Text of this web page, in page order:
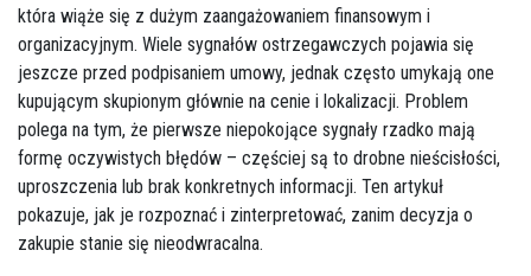
która wiąże się z dużym zaangażowaniem finansowym i
organizacyjnym. Wiele sygnałów ostrzegawczych pojawia się
jeszcze przed podpisaniem umowy, jednak często umykają one
kupującym skupionym głównie na cenie i lokalizacji. Problem
polega na tym, że pierwsze niepokojące sygnały rzadko mają
formę oczywistych błędów – częściej są to drobne nieścisłości,
uproszczenia lub brak konkretnych informacji. Ten artykuł
pokazuje, jak je rozpoznać i zinterpretować, zanim decyzja o
zakupie stanie się nieodwracalna.